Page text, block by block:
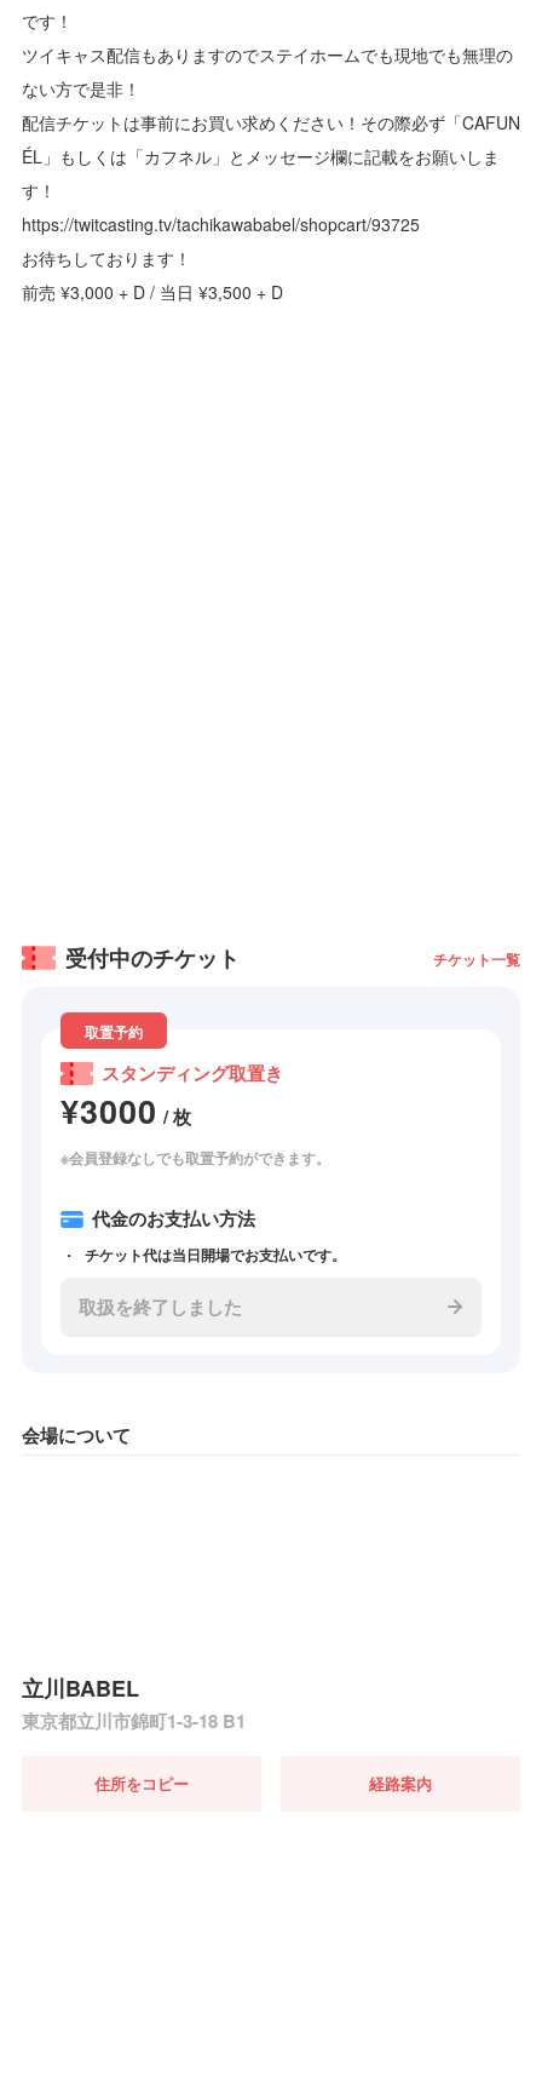
です！
ツイキャス配信もありますのでステイホームでも現地でも無理の
ない方で是非！
配信チケットは事前にお買い求めください！その際必ず「CAFUN
ÉL」もしくは「カフネル」とメッセージ欄に記載をお願いしま
す！
https://twitcasting.tv/tachikawababel/shopcart/93725
お待ちしております！
前売 ¥3,000 + D / 当日 ¥3,500 + D
受付中のチケット チケット一覧
取置予約
スタンディング取置き
¥3000 / 枚
※会員登録なしでも取置予約ができます。
代金のお支払い方法
チケット代は当日開場でお支払いです。
取扱を終了しました
会場について
立川BABEL
東京都立川市錦町1-3-18 B1
住所をコピー 経路案内